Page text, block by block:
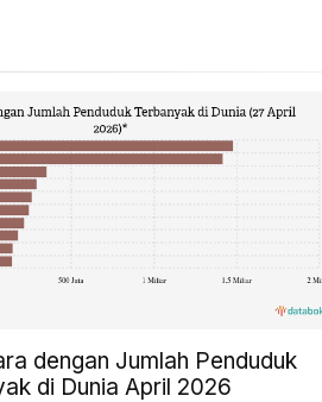
dengan Jumlah Penduduk
di Dunia April 2026